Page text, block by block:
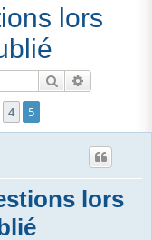
r
lors
Rechercher
4 5
lors